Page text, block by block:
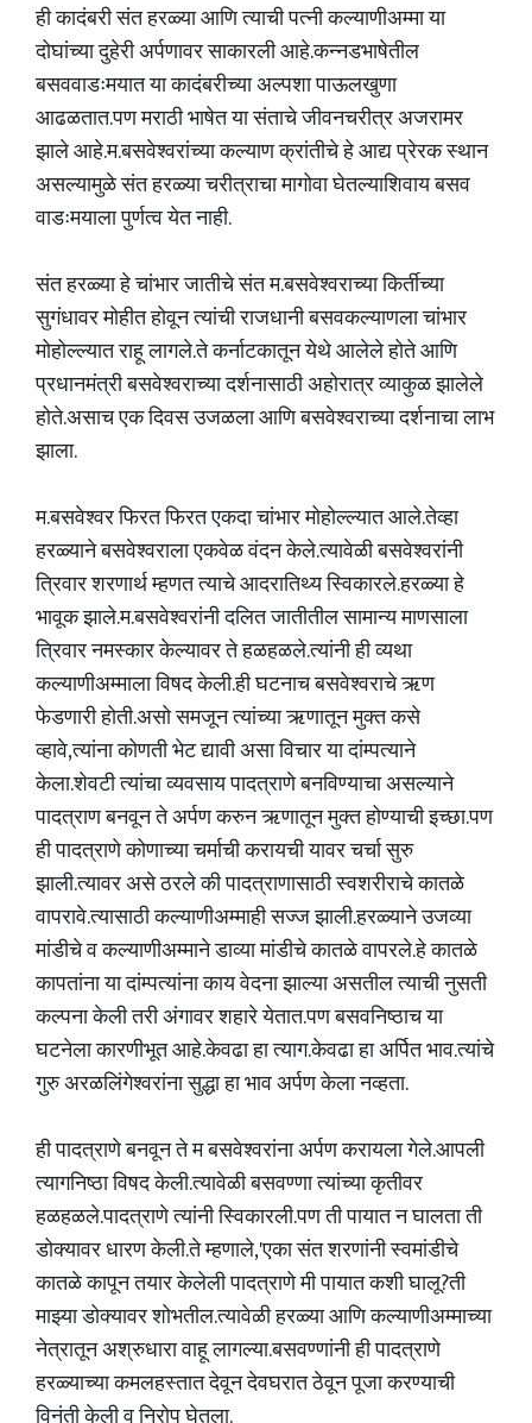
ही कादंबरी संत हरळ्या आणि त्याची पत्नी कल्याणीअम्मा या
दोघांच्या दुहेरी अर्पणावर साकारली आहे.कन्नडभाषेतील
बसववाडःमयात या कादंबरीच्या अल्पशा पाऊलखुणा
आढळतात.पण मराठी भाषेत या संताचे जीवनचरीत्र अजरामर
झाले आहे.म.बसवेश्वरांच्या कल्याण क्रांतीचे हे आद्य प्रेरक स्थान
असल्यामुळे संत हरळ्या चरीत्राचा मागोवा घेतल्याशिवाय बसव
वाडःमयाला पुर्णत्व येत नाही.
संत हरळ्या हे चांभार जातीचे संत म.बसवेश्वराच्या किर्तीच्या
सुगंधावर मोहीत होवून त्यांची राजधानी बसवकल्याणला चांभार
मोहोल्ल्यात राहू लागले.ते कर्नाटकातून येथे आलेले होते आणि
प्रधानमंत्री बसवेश्वराच्या दर्शनासाठी अहोरात्र व्याकुळ झालेले
होते.असाच एक दिवस उजळला आणि बसवेश्वराच्या दर्शनाचा लाभ
झाला.
म.बसवेश्वर फिरत फिरत एकदा चांभार मोहोल्ल्यात आले.तेव्हा
हरळ्याने बसवेश्वराला एकवेळ वंदन केले.त्यावेळी बसवेश्वरांनी
त्रिवार शरणार्थ म्हणत त्याचे आदरातिथ्य स्विकारले.हरळ्या हे
भावूक झाले.म.बसवेश्वरांनी दलित जातीतील सामान्य माणसाला
त्रिवार नमस्कार केल्यावर ते हळहळले.त्यांनी ही व्यथा
कल्याणीअम्माला विषद केली.ही घटनाच बसवेश्वराचे ऋण
फेडणारी होती.असो समजून त्यांच्या ऋणातून मुक्त कसे
व्हावे,त्यांना कोणती भेट द्यावी असा विचार या दांम्पत्याने
केला.शेवटी त्यांचा व्यवसाय पादत्राणे बनविण्याचा असल्याने
पादत्राण बनवून ते अर्पण करुन ऋणातून मुक्त होण्याची इच्छा.पण
ही पादत्राणे कोणाच्या चर्माची करायची यावर चर्चा सुरु
झाली.त्यावर असे ठरले की पादत्राणासाठी स्वशरीराचे कातळे
वापरावे.त्यासाठी कल्याणीअम्माही सज्ज झाली.हरळ्याने उजव्या
मांडीचे व कल्याणीअम्माने डाव्या मांडीचे कातळे वापरले.हे कातळे
कापतांना या दांम्पत्यांना काय वेदना झाल्या असतील त्याची नुसती
कल्पना केली तरी अंगावर शहारे येतात.पण बसवनिष्ठाच या
घटनेला कारणीभूत आहे.केवढा हा त्याग.केवढा हा अर्पित भाव.त्यांचे
गुरु अरळलिंगेश्वरांना सुद्धा हा भाव अर्पण केला नव्हता.
ही पादत्राणे बनवून ते म बसवेश्वरांना अर्पण करायला गेले.आपली
त्यागनिष्ठा विषद केली.त्यावेळी बसवण्णा त्यांच्या कृतीवर
हळहळले.पादत्राणे त्यांनी स्विकारली.पण ती पायात न घालता ती
डोक्यावर धारण केली.ते म्हणाले,'एका संत शरणांनी स्वमांडीचे
कातळे कापून तयार केलेली पादत्राणे मी पायात कशी घालू?ती
माझ्या डोक्यावर शोभतील.त्यावेळी हरळ्या आणि कल्याणीअम्माच्या
नेत्रातून अश्रुधारा वाहू लागल्या.बसवण्णांनी ही पादत्राणे
हरळ्याच्या कमलहस्तात देवून देवघरात ठेवून पूजा करण्याची